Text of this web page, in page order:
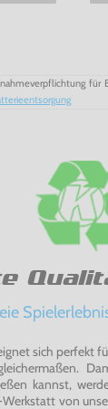
Monsters
Monsters 2
Super Tag
2
4
Nation
Haou
für
sich perfekt
kannst,
Werkstatt von